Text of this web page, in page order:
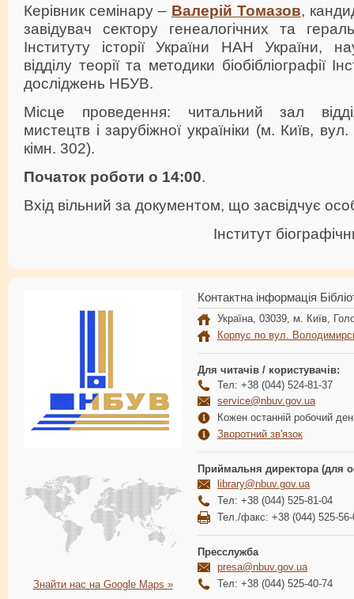
Керівник семінару – Валерій Томазов,
завідувач сектору генеалогічних та
Інституту історії України НАН України,
відділу теорії та методики біобібліографії
досліджень НБУВ.
Місце проведення: читальний зал
мистецтв і зарубіжної україніки (м. Київ,
кімн. 302).
Початок роботи о 14:00.
Вхід вільний за документом, що засвідчує
Інститут
Знайти нас на Google Maps »
Контактна інформація
Україна, 03039, м. Київ,
Корпус по вул.
Для читачів / користувачів:
Тел: +38 (044) 524-81-37
service@nbuv.gov.ua
Кожен останній робочий
Зворотний зв'язок
Приймальня директора (для
library@nbuv.gov.ua
Тел: +38 (044) 525-81-04
Тел./факс: +38 (044) 525-56-
Пресслужба
presa@nbuv.gov.ua
Тел: +38 (044) 525-40-74